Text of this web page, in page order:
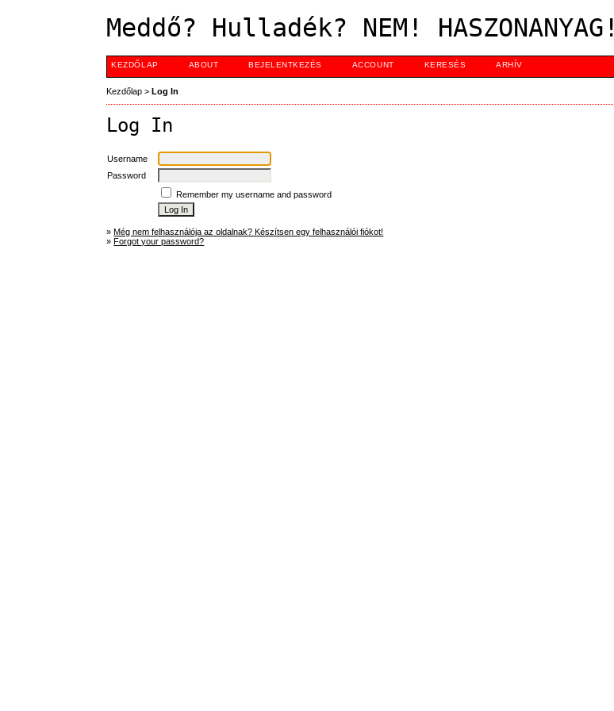
Meddő? Hulladék? NEM! HASZONANYAG!
KEZDŐLAP ABOUT BEJELENTKEZÉS ACCOUNT KERESÉS ARHÍV
Kezdőlap >Log In
Log In
Username
Password
Remember my username and password
»Még nem felhasználója az oldalnak? Készítsen egy felhasználói fiókot!
»Forgot your password?